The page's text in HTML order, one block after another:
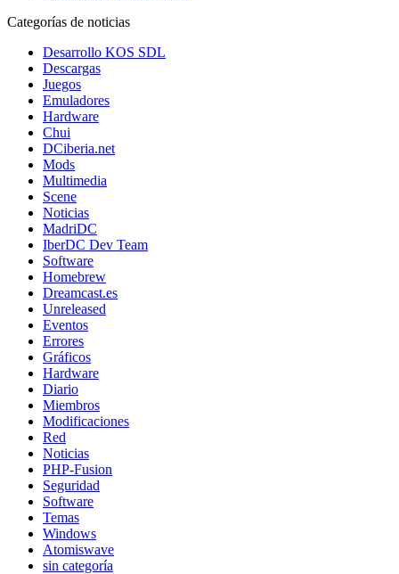
Categorías de noticias
Desarrollo KOS SDL
Descargas
Juegos
Emuladores
Hardware
Chui
DCiberia.net
Mods
Multimedia
Scene
Noticias
MadriDC
IberDC Dev Team
Software
Homebrew
Dreamcast.es
Unreleased
Eventos
Errores
Gráficos
Hardware
Diario
Miembros
Modificaciones
Red
Noticias
PHP-Fusion
Seguridad
Software
Temas
Windows
Atomiswave
sin categoría